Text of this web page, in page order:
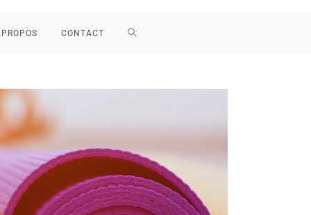
CONTACT